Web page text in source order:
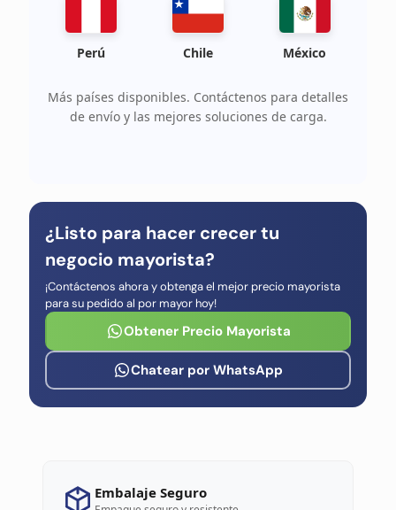
Perú Chile México
Más países disponibles. Contáctenos para detalles
de envío y las mejores soluciones de carga.
¿Listo para hacer crecer tu
negocio mayorista?
¡Contáctenos ahora y obtenga el mejor precio mayorista
para su pedido al por mayor hoy!
Obtener Precio Mayorista
Chatear por WhatsApp
Embalaje Seguro